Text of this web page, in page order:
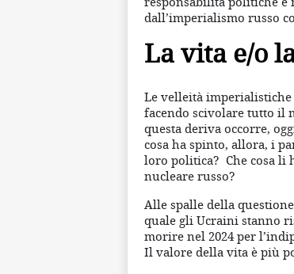
dall’imperialismo russo
La vita e/o
Le velleità
facendo scivolare tutto il
questa deriva occorre,
cosa ha spinto, allora, i
loro politica? Che cosa li
nucleare russo?
Alle spalle della
quale gli Ucraini stanno
morire nel 2024 per
Il valore della vita è più